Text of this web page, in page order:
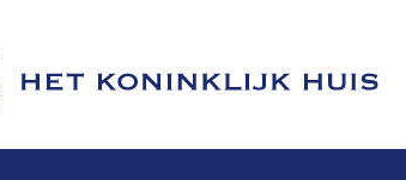
van Het Koninklijk Huis